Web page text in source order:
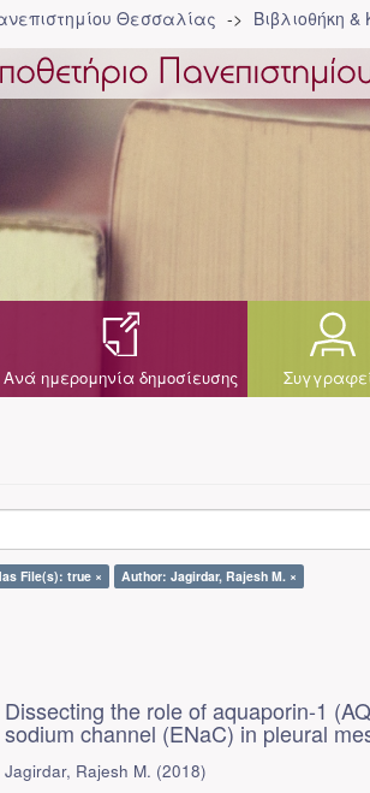
Θεσσαλίας Βιβλιοθήκη
Ανά ημερομηνία δημοσίευσης
File(s): true × Author: Jagirdar, Rajesh M. ×
Dissecting the role of aquaporin-1
sodium channel (ENaC) in pleural
Jagirdar, Rajesh M. (2018)